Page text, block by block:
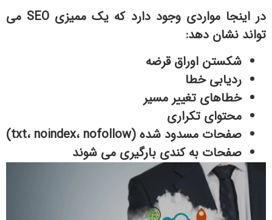
در اینجا مواردی وجود دارد که یک ممیزی SEO می
تواند نشان دهد:
شکستن اوراق قرضه
ردیابی خطا
خطاهای تغییر مسیر
محتوای تکراری
صفحات مسدود شده (txt، noindex، nofollow)
صفحات به کندی بارگیری می شوند